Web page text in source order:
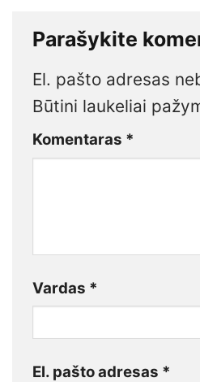
Parašykite
El. pašto adresas
Būtini laukeliai
Komentaras *
Vardas *
El. pašto adresas *